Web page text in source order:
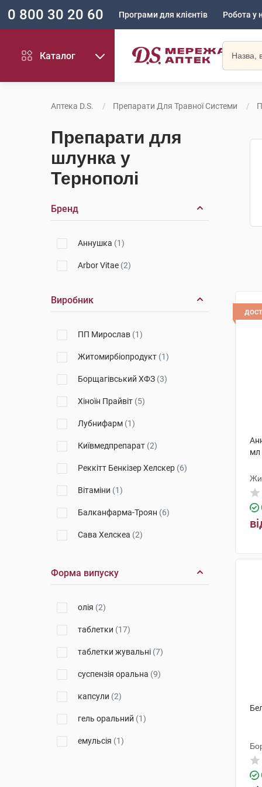
0 800 30 20 60 Програми для клієнтів Робота у
Каталог
Аптека D.S. Препарати Для Травної Системи
Препарати для
шлунка у
Тернополі
Бренд
Аннушка (1)
Arbor Vitae (2)
Виробник
ПП Мирослав (1)
Житомирбіопродукт (1)
Борщагівський ХФЗ (3)
Хіноїн Прайвіт (5)
Лубнифарм (1)
Київмедпрепарат (2)
Реккітт Бенкізер Хелскер (6)
Вітаміни (1)
Балканфарма-Троян (6)
Сава Хелскеа (2)
Дельта Медікел
Форма випуску
олія (2)
таблетки (17)
таблетки жувальні (7)
суспензія оральна (9)
капсули (2)
гель оральний (1)
емульсія (1)
мл